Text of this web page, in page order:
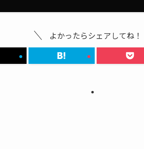
よかったらシェアしてね！